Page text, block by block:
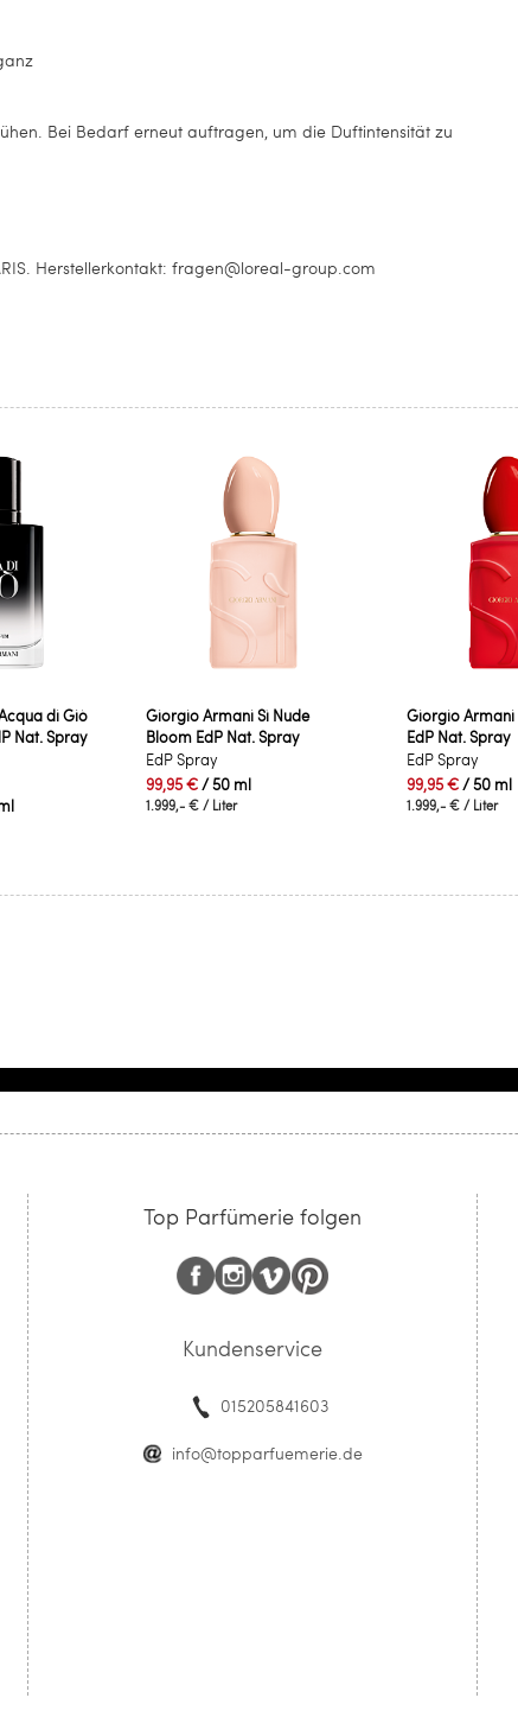
Bei Bedarf erneut auftragen, um die Duftintensität zu
Herstellerkontakt: fragen@loreal-group.com
di Giò
Nat. Spray
Giorgio Armani Sì Nude
Bloom EdP Nat. Spray
EdP Spray
99,95 €/ 50 ml
1.999,- € / Liter
Giorgio Armani
EdP Nat. Spray
EdP Spray
99,95 €/ 50 ml
1.999,- €/ Liter
Top Parfümerie folgen
Kundenservice
015205841603
info@topparfuemerie.de